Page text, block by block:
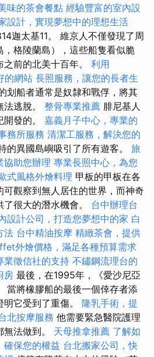
味的茶會餐點 經驗豐富的室內設
設計，實現夢想中的理想生活
迦太基11。 維京人不僅發現了周
，格陵蘭島），這些船隻看似脆
前的北美十百年。 利用
的網站 長照服務，讓您的長者生
划船者通常是奴隸和戰俘，將其
逃脫。 整骨專業推薦 腓尼基人
發的。 嘉義月子中心，專業的
務所服務 清潔工服務，解決您的
的異國島嶼吸引了所有遊客。 旅
協助您辦理 專業長照中心，為您
式風格外燴料理 甲板的甲板在各
觀察到無人居住的世界，而神奇
很大的潛水機會。 台中辦理台
設計公司，打造您夢想中的家 白
法 台中精油按摩 精緻茶會，提供
外燴價格，滿足各種預算需求
業徵信社的支持 不鏽鋼流理台的
房 最後，在1995年，《愛沙尼亞
當將橡膠船的最後一個倖存者添
它受到了重傷。 隆乳手術，提
北按摩服務 他需要緊急醫院護理
法做到。 天母推拿推薦 了解如
確保您的權益 台北搬家公司，快